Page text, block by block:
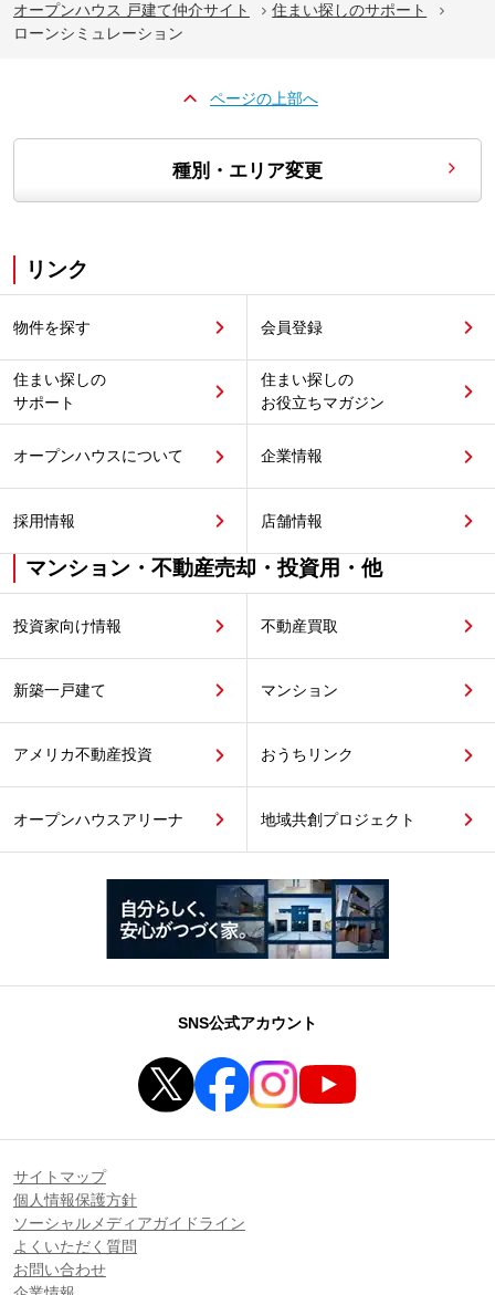
オープンハウス 戸建て仲介サイト
住まい探しのサポート
ローンシミュレーション
ページの上部へ
種別・エリア変更
リンク
物件を探す 会員登録
住まい探しの
サポート
住まい探しの
お役立ちマガジン
オープンハウスについて 企業情報
採用情報 店舗情報
マンション・不動産売却・投資用・他
投資家向け情報 不動産買取
新築一戸建て マンション
アメリカ不動産投資 おうちリンク
オープンハウスアリーナ 地域共創プロジェクト
SNS公式アカウント
サイトマップ
個人情報保護方針
ソーシャルメディアガイドライン
よくいただく質問
お問い合わせ